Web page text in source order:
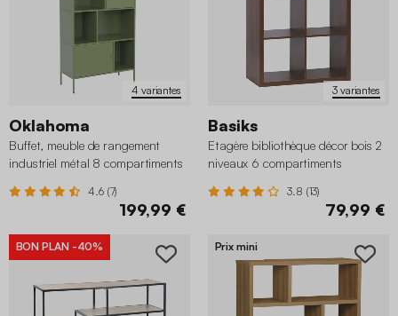
4 variantes
Oklahoma
Buffet, meuble de rangement
industriel métal 8 compartiments
4.6 (7)
199,99 €
3 variantes
Basiks
Etagère bibliothèque décor bois 2
niveaux 6 compartiments
3.8 (13)
79,99 €
BON PLAN -40% Prix mini